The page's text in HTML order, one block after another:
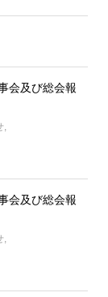
会及び総会報
会及び総会報
,